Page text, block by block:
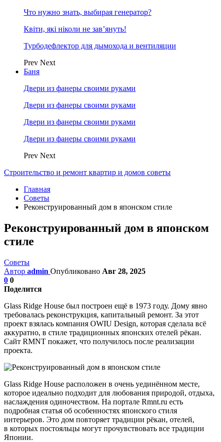
Что нужно знать, выбирая генератор?
Квіти, які ніколи не зав’януть!
Турбодефлектор для дымохода и вентиляции
Prev Next
Баня
Двери из фанеры своими руками
Двери из фанеры своими руками
Двери из фанеры своими руками
Двери из фанеры своими руками
Prev Next
Строительство и ремонт квартир и домов советы
Главная
Советы
Реконструированный дом в японском стиле
Реконструированный дом в японском
стиле
Советы
Автор admin Опубликовано Авг 28, 2025
0 0
Поделится
Glass Ridge House был построен ещё в 1973 году. Дому явно
требовалась реконструкция, капитальный ремонт. За этот
проект взялась компания OWIU Design, которая сделала всё
аккуратно, в стиле традиционных японских отелей рёкан.
Сайт RMNT покажет, что получилось после реализации
проекта.
Glass Ridge House расположен в очень уединённом месте,
которое идеально подходит для любования природой, отдыха,
наслаждения одиночеством. На портале Rmnt.ru есть
подробная статья об особенностях японского стиля
интерьеров. Это дом повторяет традиции рёкан, отелей,
в которых постояльцы могут прочувствовать все традиции
Японии.